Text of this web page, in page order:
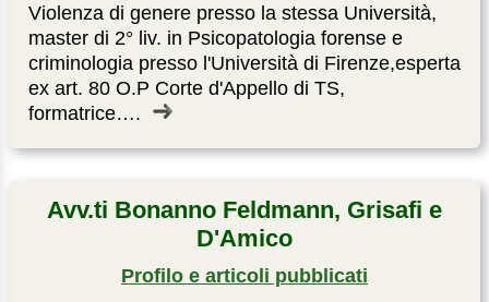
Violenza di genere presso la stessa Università,
master di 2° liv. in Psicopatologia forense e
criminologia presso l'Università di Firenze,esperta
ex art. 80 O.P Corte d'Appello di TS,
formatrice….
Avv.ti Bonanno Feldmann, Grisafi e
D'Amico
Profilo e articoli pubblicati